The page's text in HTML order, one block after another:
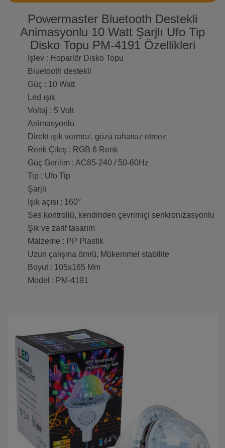
Powermaster Bluetooth Destekli
Animasyonlu 10 Watt Şarjlı Ufo Tip
Disko Topu PM-4191 Özellikleri
İşlev : Hoparlör Disko Topu
Bluetooth destekli
Güç : 10 Watt
Led ışık
Voltaj : 5 Volt
Animasyonlu
Direkt ışık vermez, gözü rahatsız etmez
Renk Çıkış : RGB 6 Renk
Güç Gerilim : AC85-240 / 50-60Hz
Tip : Ufo Tip
Şarjlı
Işık açısı : 160°
Ses kontrollü, kendinden çevrimiçi senkronizasyonlu
Şık ve zarif tasarım
Malzeme : PP Plastik
Uzun çalışma ömrü, Mükemmel stabilite
Boyut : 105x165 Mm
Model : PM-4191